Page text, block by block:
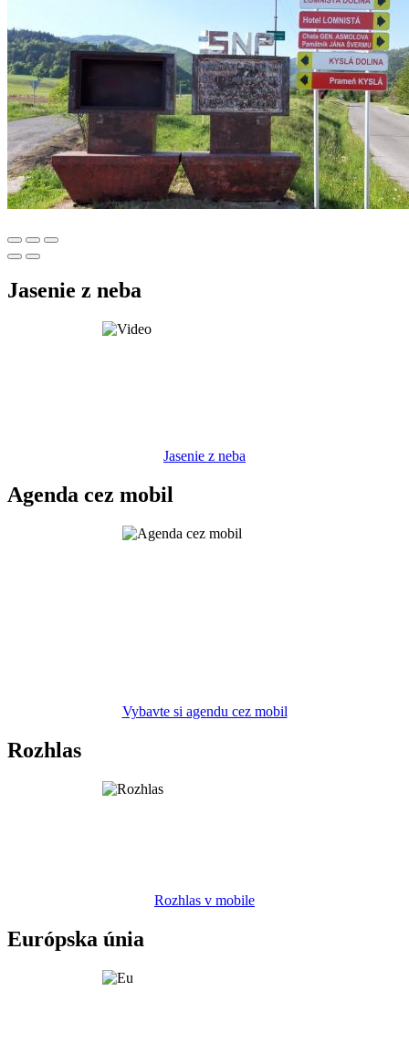
Jasenie z neba
Jasenie z neba
Agenda cez mobil
Vybavte si agendu cez mobil
Rozhlas
Rozhlas v mobile
Európska únia